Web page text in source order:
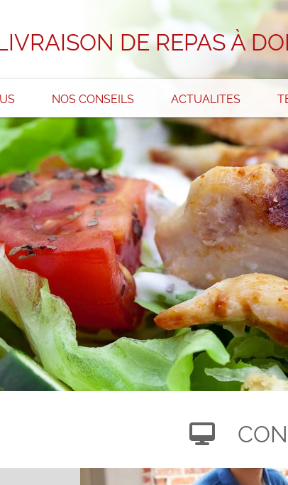
DE REPAS À
NOS CONSEILS ACTUALITES